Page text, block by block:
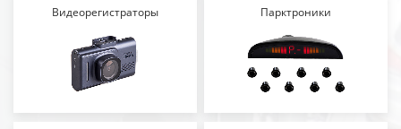
Видеорегистраторы Парктроники